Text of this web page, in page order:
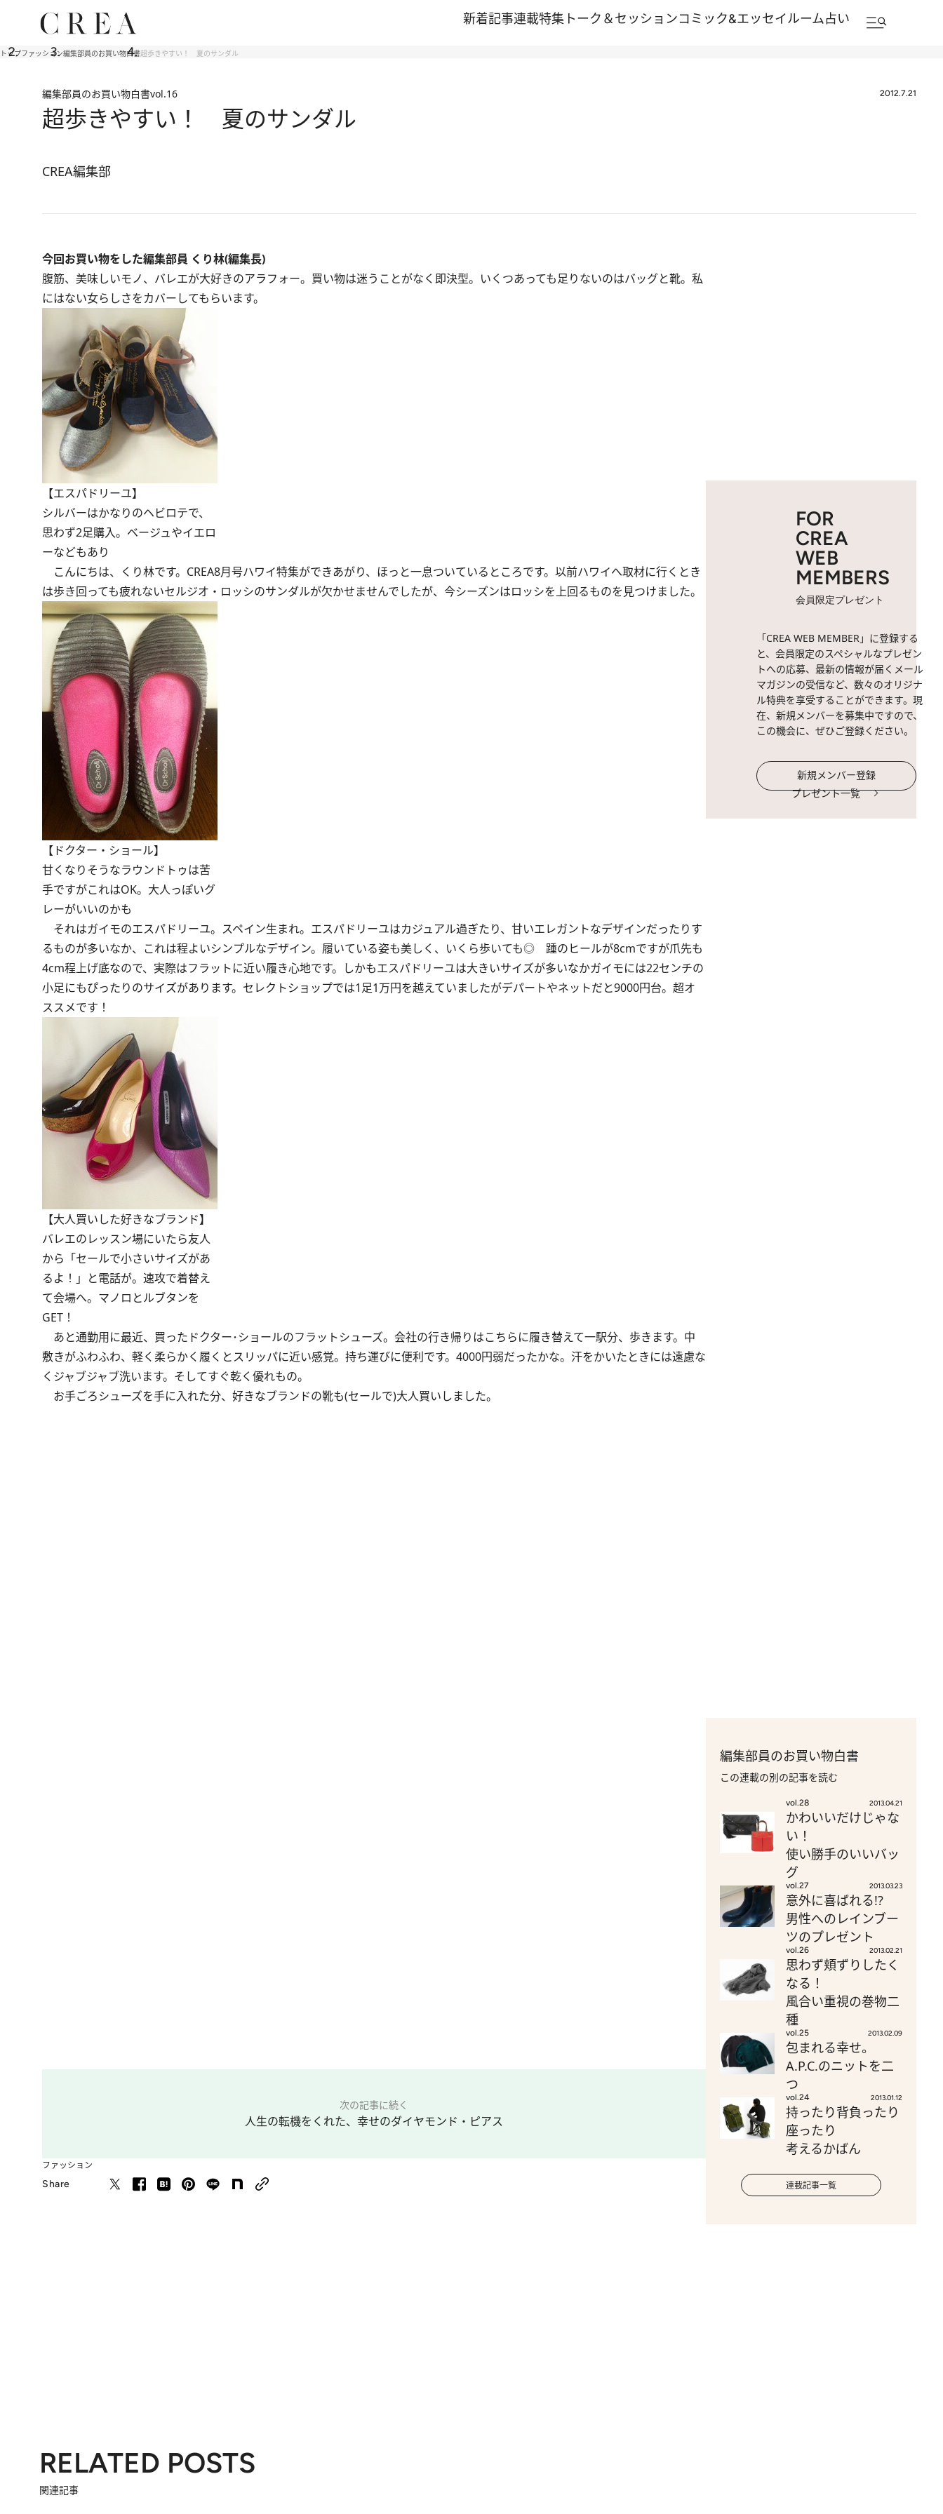
新着記事連載特集 トーク＆セッションコミック&エッセイルーム占い
トップファッション編集部員のお買い物白書超歩きやすい！ 夏のサンダル
編集部員のお買い物白書vol.16 2012.7.21
超歩きやすい！ 夏のサンダル
CREA編集部
今回お買い物をした編集部員 くり林(編集長)
腹筋、美味しいモノ、バレエが大好きのアラフォー。買い物は迷うことがなく即決型。いくつあっても足りないのはバッグと靴。私
にはない女らしさをカバーしてもらいます。
【エスパドリーユ】
シルバーはかなりのヘビロテで、
思わず2足購入。ベージュやイエロ
ーなどもあり
こんにちは、くり林です。CREA8月号ハワイ特集ができあがり、ほっと一息ついているところです。以前ハワイへ取材に行くとき
は歩き回っても疲れないセルジオ・ロッシのサンダルが欠かせませんでしたが、今シーズンはロッシを上回るものを見つけました。
【ドクター・ショール】
甘くなりそうなラウンドトゥは苦
手ですがこれはOK。大人っぽいグ
レーがいいのかも
それはガイモのエスパドリーユ。スペイン生まれ。エスパドリーユはカジュアル過ぎたり、甘いエレガントなデザインだったりす
るものが多いなか、これは程よいシンプルなデザイン。履いている姿も美しく、いくら歩いても◎ 踵のヒールが8cmですが爪先も
4cm程上げ底なので、実際はフラットに近い履き心地です。しかもエスパドリーユは大きいサイズが多いなかガイモには22センチの
小足にもぴったりのサイズがあります。セレクトショップでは1足1万円を越えていましたがデパートやネットだと9000円台。超オ
ススメです！
【大人買いした好きなブランド】
バレエのレッスン場にいたら友人
から「セールで小さいサイズがあ
るよ！」と電話が。速攻で着替え
て会場へ。マノロとルブタンを
GET！
あと通勤用に最近、買ったドクター･ショールのフラットシューズ。会社の行き帰りはこちらに履き替えて一駅分、歩きます。中
敷きがふわふわ、軽く柔らかく履くとスリッパに近い感覚。持ち運びに便利です。4000円弱だったかな。汗をかいたときには遠慮な
くジャブジャブ洗います。そしてすぐ乾く優れもの。
お手ごろシューズを手に入れた分、好きなブランドの靴も(セールで)大人買いしました。
次の記事に続く
人生の転機をくれた、幸せのダイヤモンド・ピアス
ファッション
Share
FOR
CREA
WEB
MEMBERS
会員限定プレゼント
「CREA WEB MEMBER」に登録する
と、会員限定のスペシャルなプレゼン
トへの応募、最新の情報が届くメール
マガジンの受信など、数々のオリジナ
ル特典を享受することができます。現
在、新規メンバーを募集中ですので、
この機会に、ぜひご登録ください。
新規メンバー登録
プレゼント一覧
編集部員のお買い物白書
この連載の別の記事を読む
vol.28 2013.04.21
かわいいだけじゃな
い！
使い勝手のいいバッ
グ
vol.27 2013.03.23
意外に喜ばれる!?
男性へのレインブー
ツのプレゼント
vol.26 2013.02.21
思わず頬ずりしたく
なる！
風合い重視の巻物二
種
vol.25 2013.02.09
包まれる幸せ。
A.P.C.のニットを二
つ
vol.24 2013.01.12
持ったり背負ったり
座ったり
考えるかばん
連載記事一覧
RELATED POSTS
関連記事